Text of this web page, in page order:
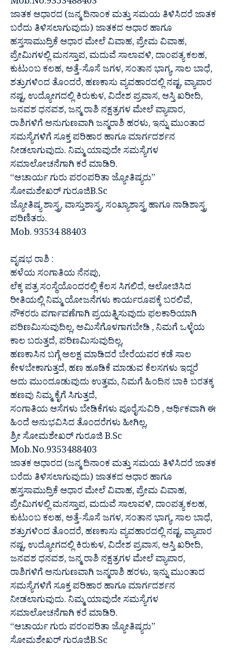
ಜಾತಕ ಆಧಾರದ (ಜನ್ಮ ದಿನಾಂಕ ಮತ್ತು ಸಮಯ ತಿಳಿಸಿದರೆ ಜಾತಕ
ಬರೆದು ತಿಳಿಸಲಾಗುವುದು) ಜಾತಕದ ಆಧಾರ ಹಾಗೂ
ಹಸ್ತಸಾಮುದ್ರಿಕೆ ಆಧಾರ ಮೇಲೆ ವಿವಾಹ, ಪ್ರೇಮ ವಿವಾಹ,
ಪ್ರೇಮಿಗಳಲ್ಲಿ ಮನಸ್ತಾಪ, ಮದುವೆ ಸಾಲಾವಳಿ, ದಾಂಪತ್ಯ ಕಲಹ,
ಕುಟುಂಬ ಕಲಹ, ಅತ್ತೆ-ಸೊಸೆ ಜಗಳ, ಸಂತಾನ ಭಾಗ್ಯ, ಸಾಲ ಬಾಧೆ,
ಶತ್ರುಗಳಿಂದ ತೊಂದರೆ, ಹಣಕಾಸು ವ್ಯವಹಾರದಲ್ಲಿ ನಷ್ಟ, ವ್ಯಾಪಾರ
ನಷ್ಟ, ಉದ್ಯೋಗದಲ್ಲಿ ಕಿರುಕುಳ, ವಿದೇಶ ಪ್ರವಾಸ, ಆಸ್ತಿ ಖರೀದಿ,
ಜನವಶ ಧನವಶ, ಜನ್ಮ ರಾಶಿ ನಕ್ಷತ್ರಗಳ ಮೇಲೆ ವ್ಯಾಪಾರ,
ರಾಶಿಗಳಿಗೆ ಅನುಗುಣವಾಗಿ ಜನ್ಮರಾಶಿ ಹರಳು, ಇನ್ನು ಮುಂತಾದ
ಸಮಸ್ಯೆಗಳಿಗೆ ಸೂಕ್ತ ಪರಿಹಾರ ಹಾಗೂ ಮಾರ್ಗದರ್ಶನ
ನೀಡಲಾಗುವುದು. ನಿಮ್ಮ ಯಾವುದೇ ಸಮಸ್ಯೆಗಳ
ಸಮಾಲೋಚನೆಗಾಗಿ ಕರೆ ಮಾಡಿರಿ.
“ಆಚಾರ್ಯ ಗುರು ಪರಂಪರಿತಾ ಜ್ಯೋತಿಷ್ಯರು”
ಸೋಮಶೇಖರ್ ಗುರೂಜಿB.Sc
ಜ್ಯೋತಿಷ್ಯ ಶಾಸ್ತ್ರ, ವಾಸ್ತುಶಾಸ್ತ್ರ, ಸಂಖ್ಯಾಶಾಸ್ತ್ರ ಹಾಗೂ ನಾಡಿಶಾಸ್ತ್ರ
ಪರಿಣಿತರು.
Mob. 93534 88403
ವೃಷಭ ರಾಶಿ :
ಹಳೆಯ ಸಂಗಾತಿಯ ನೆನಪು,
ಲೆಕ್ಕ ಪತ್ರ ಸಂಸ್ಥೆಯೊಂದರಲ್ಲಿ ಕೆಲಸ ಸಿಗಲಿದೆ, ಆಲೋಚಿಸಿದ
ರೀತಿಯಲ್ಲಿ ನಿಮ್ಮ ಯೋಜನೆಗಳು ಕಾರ್ಯರೂಪಕ್ಕೆ ಬರಲಿವೆ,
ನೌಕರರು ವರ್ಗಾವಣೆಗಾಗಿ ಪ್ರಯತ್ನಿಸುವುದು ಫಲಕಾರಿಯಾಗಿ
ಪರಿಣಮಿಸುವುದಿಲ್ಲ, ಅಮಿಸೆಗೊಳಗಾಗಬೇಡಿ , ನಿಮಗೆ ಒಳ್ಳೆಯ
ಕಾಲ ಬರುತ್ತದೆ, ಪರಿಣಮಿಸುವುದಿಲ್ಲ,
ಹಣಕಾಸಿನ ಬಗ್ಗೆ ಅಲಕ್ಷ ಮಾಡಿದರೆ ಬೇರೆಯವರ ಕಡೆ ಸಾಲ
ಕೇಳಬೇಕಾಗುತ್ತದೆ, ಹಣ ಹೂಡಿಕೆ ಮಾಡುವ ಕೆಲಸಗಳು ಇದ್ದರೆ
ಅದು ಮುಂದೂಡುವುದು ಉತ್ತಮ, ನಿಮಗೆ ಹಿಂದಿನ ಬಾಕಿ ಬರತಕ್ಕ
ಹಣವು ನಿಮ್ಮ ಕೈಗೆ ಸಿಗುತ್ತದೆ,
ಸಂಗಾತಿಯ ಆಸೆಗಳು ಬೇಡಿಕೆಗಳು ಪೂರೈಸುವಿರಿ , ಆರ್ಥಿಕವಾಗಿ ಈ
ಹಿಂದೆ ಅನುಭವಿಸಿದ ತೊಂದರೆಗಳು ಹೀಗಿಲ್ಲ,
ಶ್ರೀ ಸೋಮಶೇಖರ್ ಗುರೂಜಿ B.Sc
Mob.No.9353488403
ಜಾತಕ ಆಧಾರದ (ಜನ್ಮ ದಿನಾಂಕ ಮತ್ತು ಸಮಯ ತಿಳಿಸಿದರೆ ಜಾತಕ
ಬರೆದು ತಿಳಿಸಲಾಗುವುದು) ಜಾತಕದ ಆಧಾರ ಹಾಗೂ
ಹಸ್ತಸಾಮುದ್ರಿಕೆ ಆಧಾರ ಮೇಲೆ ವಿವಾಹ, ಪ್ರೇಮ ವಿವಾಹ,
ಪ್ರೇಮಿಗಳಲ್ಲಿ ಮನಸ್ತಾಪ, ಮದುವೆ ಸಾಲಾವಳಿ, ದಾಂಪತ್ಯ ಕಲಹ,
ಕುಟುಂಬ ಕಲಹ, ಅತ್ತೆ-ಸೊಸೆ ಜಗಳ, ಸಂತಾನ ಭಾಗ್ಯ, ಸಾಲ ಬಾಧೆ,
ಶತ್ರುಗಳಿಂದ ತೊಂದರೆ, ಹಣಕಾಸು ವ್ಯವಹಾರದಲ್ಲಿ ನಷ್ಟ, ವ್ಯಾಪಾರ
ನಷ್ಟ, ಉದ್ಯೋಗದಲ್ಲಿ ಕಿರುಕುಳ, ವಿದೇಶ ಪ್ರವಾಸ, ಆಸ್ತಿ ಖರೀದಿ,
ಜನವಶ ಧನವಶ, ಜನ್ಮ ರಾಶಿ ನಕ್ಷತ್ರಗಳ ಮೇಲೆ ವ್ಯಾಪಾರ,
ರಾಶಿಗಳಿಗೆ ಅನುಗುಣವಾಗಿ ಜನ್ಮರಾಶಿ ಹರಳು, ಇನ್ನು ಮುಂತಾದ
ಸಮಸ್ಯೆಗಳಿಗೆ ಸೂಕ್ತ ಪರಿಹಾರ ಹಾಗೂ ಮಾರ್ಗದರ್ಶನ
ನೀಡಲಾಗುವುದು. ನಿಮ್ಮ ಯಾವುದೇ ಸಮಸ್ಯೆಗಳ
ಸಮಾಲೋಚನೆಗಾಗಿ ಕರೆ ಮಾಡಿರಿ.
“ಆಚಾರ್ಯ ಗುರು ಪರಂಪರಿತಾ ಜ್ಯೋತಿಷ್ಯರು”
ಸೋಮಶೇಖರ್ ಗುರೂಜಿB.Sc